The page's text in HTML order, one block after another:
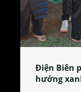
Làng
tỏa